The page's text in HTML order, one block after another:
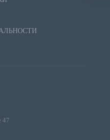
47